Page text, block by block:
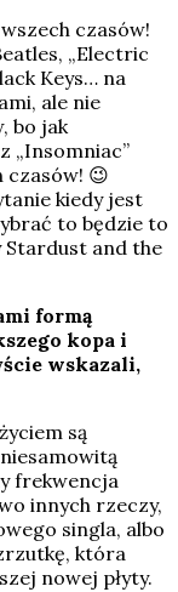
czasów!
„Electric
Keys… na
ale nie
bo jak
„Insomniac”
czasów! 😉
kiedy jest
to będzie to
Stardust and the
formą
kopa i
wskazali,
są
frekwencja
innych rzeczy,
singla, albo
która
nowej płyty.